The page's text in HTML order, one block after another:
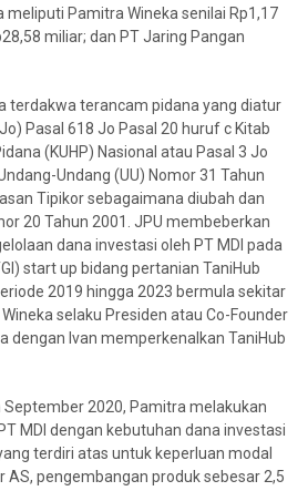
Pamitra Wineka senilai Rp1,17
miliar; dan PT Jaring Pangan
terdakwa terancam pidana yang diatur
Pasal 618 Jo Pasal 20 huruf c Kitab
(KUHP) Nasional atau Pasal 3 Jo
Undang (UU) Nomor 31 Tahun
Tipikor sebagaimana diubah dan
20 Tahun 2001. JPU membeberkan
dana investasi oleh PT MDI pada
start up bidang pertanian TaniHub
2019 hingga 2023 bermula sekitar
selaku Presiden atau Co-Founder
dengan Ivan memperkenalkan TaniHub
2020, Pamitra melakukan
MDI dengan kebutuhan dana investasi
terdiri atas untuk keperluan modal
AS, pengembangan produk sebesar 2,5